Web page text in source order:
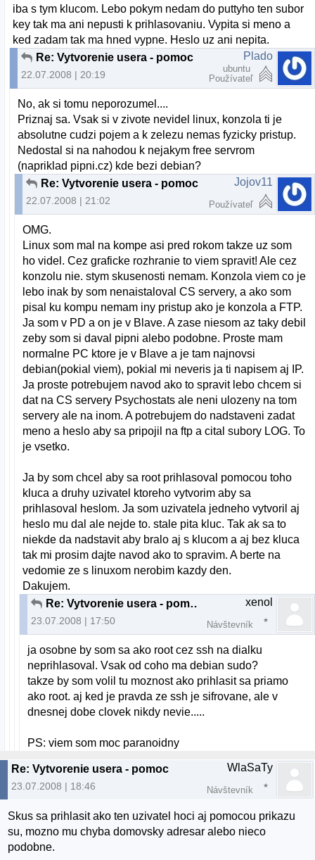
iba s tym klucom. Lebo pokym nedam do puttyho ten subor
key tak ma ani nepusti k prihlasovaniu. Vypita si meno a
ked zadam tak ma hned vypne. Heslo uz ani nepita.
Re: Vytvorenie usera - pomoc
22.07.2008 | 20:19
Plado
ubuntu
Používateľ
No, ak si tomu neporozumel....
Priznaj sa. Vsak si v zivote nevidel linux, konzola ti je
absolutne cudzi pojem a k zelezu nemas fyzicky pristup.
Nedostal si na nahodou k nejakym free servrom
(napriklad pipni.cz) kde bezi debian?
Re: Vytvorenie usera - pomoc
22.07.2008 | 21:02
Jojov11
Používateľ
OMG.
Linux som mal na kompe asi pred rokom takze uz som
ho videl. Cez graficke rozhranie to viem spravit! Ale cez
konzolu nie. stym skusenosti nemam. Konzola viem co je
lebo inak by som nenaistaloval CS servery, a ako som
pisal ku kompu nemam iny pristup ako je konzola a FTP.
Ja som v PD a on je v Blave. A zase niesom az taky debil
zeby som si daval pipni alebo podobne. Proste mam
normalne PC ktore je v Blave a je tam najnovsi
debian(pokial viem), pokial mi neveris ja ti napisem aj IP.
Ja proste potrebujem navod ako to spravit lebo chcem si
dat na CS servery Psychostats ale neni ulozeny na tom
servery ale na inom. A potrebujem do nadstaveni zadat
meno a heslo aby sa pripojil na ftp a cital subory LOG. To
je vsetko.
Ja by som chcel aby sa root prihlasoval pomocou toho
kluca a druhy uzivatel ktoreho vytvorim aby sa
prihlasoval heslom. Ja som uzivatela jedneho vytvoril aj
heslo mu dal ale nejde to. stale pita kluc. Tak ak sa to
niekde da nadstavit aby bralo aj s klucom a aj bez kluca
tak mi prosim dajte navod ako to spravim. A berte na
vedomie ze s linuxom nerobim kazdy den.
Dakujem.
Re: Vytvorenie usera - pomoc
23.07.2008 | 17:50
xenol
Návštevník
ja osobne by som sa ako root cez ssh na dialku
neprihlasoval. Vsak od coho ma debian sudo?
takze by som volil tu moznost ako prihlasit sa priamo
ako root. aj ked je pravda ze ssh je sifrovane, ale v
dnesnej dobe clovek nikdy nevie.....
PS: viem som moc paranoidny
Re: Vytvorenie usera - pomoc
23.07.2008 | 18:46
WlaSaTy
Návštevník
Skus sa prihlasit ako ten uzivatel hoci aj pomocou prikazu
su, mozno mu chyba domovsky adresar alebo nieco
podobne.